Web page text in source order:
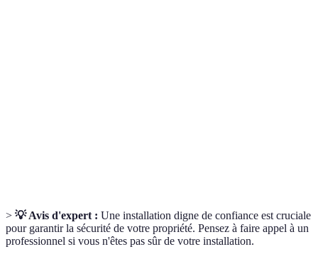
> 💡 Avis d'expert : Une installation digne de confiance est cruciale
pour garantir la sécurité de votre propriété. Pensez à faire appel à un
professionnel si vous n'êtes pas sûr de votre installation.